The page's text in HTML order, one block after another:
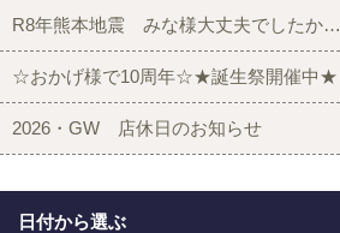
R8年熊本地震 みな様大丈夫でしたか…
☆おかげ様で10周年☆★誕生祭開催中★
2026・GW 店休日のお知らせ
日付から選ぶ